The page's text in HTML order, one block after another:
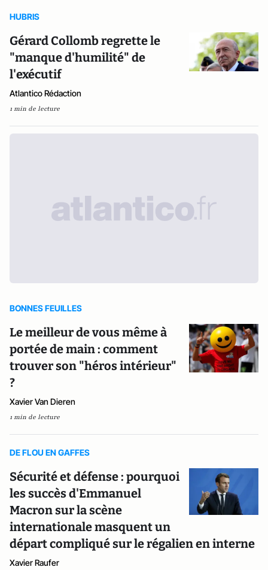
HUBRIS
Gérard Collomb regrette le
"manque d'humilité" de
l'exécutif
Atlantico Rédaction
1 min de lecture
BONNES FEUILLES
Le meilleur de vous même à
portée de main : comment
trouver son "héros intérieur"
?
Xavier Van Dieren
1 min de lecture
DE FLOU EN GAFFES
Sécurité et défense : pourquoi
les succès d'Emmanuel
Macron sur la scène
internationale masquent un
départ compliqué sur le régalien en interne
Xavier Raufer